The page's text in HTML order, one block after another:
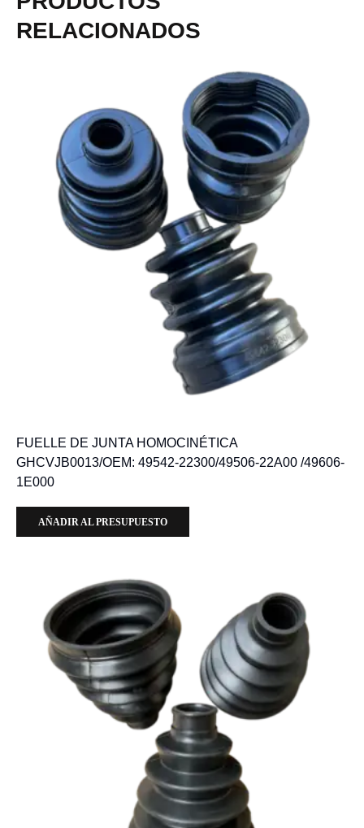
RELACIONADOS
FUELLE DE JUNTA HOMOCINÉTICA
GHCVJB0013/OEM: 49542-22300/49506-22A00 /49606-
1E000
AÑADIR AL PRESUPUESTO